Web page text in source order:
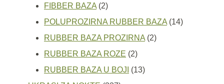
proizvoda
FIBBER BAZA 22
proizvoda
POLUPROZIRNA RUBBER BAZA 1414
RUBBER BAZA PROZIRNA 22
RUBBER BAZA ROZE 22
proizvoda
RUBBER BAZA U BOJI 1313